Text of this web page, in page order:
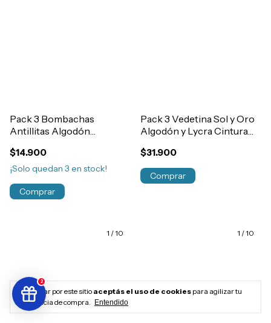
Al navegar por este sitio aceptás el uso de cookies para agilizar tu
experiencia de compra.
Entendido
Pack 3 Bombachas
Antillitas Algodón
$14.900
¡Solo quedan 3 en stock!
Comprar
Pack 3 Vedetina Sol y Oro
Algodón y Lycra Cintura
$31.900
Comprar
1 /10 1 /10
2